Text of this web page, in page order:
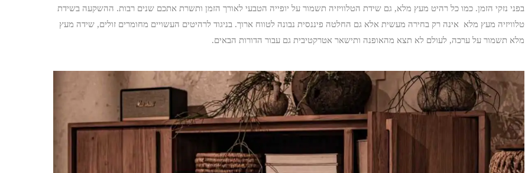
בפני נזקי הזמן. כמו כל רהיט מעץ מלא, גם שידת הטלוויזיה תשמור על יופייה הטבעי לאורך הזמן ותשרת אתכם שנים רבות. ההשקעה בשידת
טלוויזיה מעץ מלא אינה רק בחירה מעשית אלא גם החלטה פיננסית נבונה לטווח ארוך. בניגוד לרהיטים העשויים מחומרים זולים, שידה מעץ
מלא תשמור על ערכה, לעולם לא תצא מהאופנה ותישאר אטרקטיבית גם עבור הדורות הבאים.